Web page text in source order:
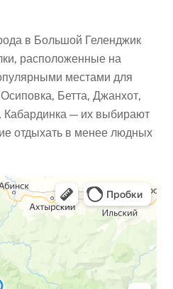
в Большой Геленджик
расположенные на
местами для
Бетта, Джанхот,
Кабардинка — их выбирают
отдыхать в менее людных